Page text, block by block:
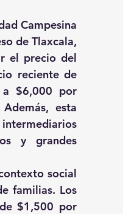
Campesina
de Tlaxcala,
el precio del
reciente de
a $6,000 por
esta
y grandes
social
familias. Los
$1,500 por